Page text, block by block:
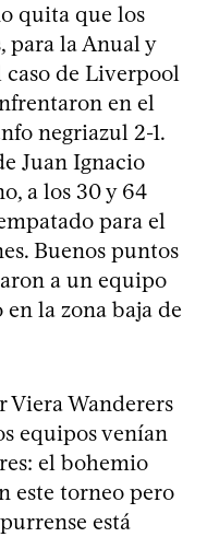
quita que los
para la Anual y
caso de Liverpool
en el
negriazul 2-1.
Juan Ignacio
a los 30 y 64
para el
Buenos puntos
a un equipo
la zona baja de
Viera Wanderers
equipos venían
el bohemio
este torneo pero
está